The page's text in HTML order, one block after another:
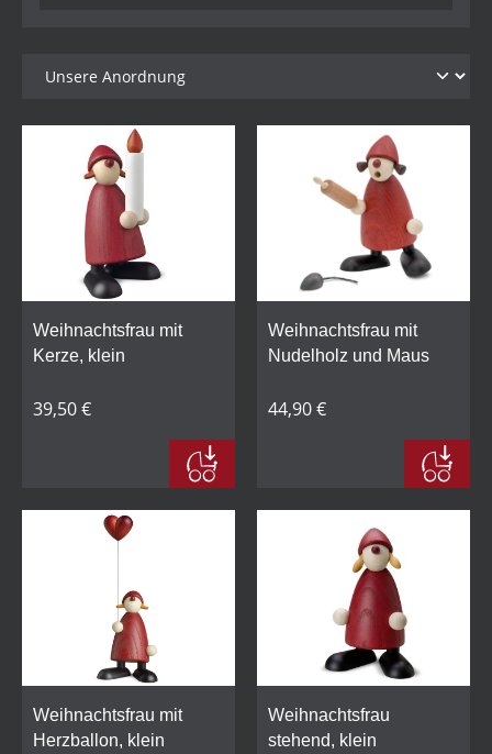
Weihnachtsfrau mit
Kerze, klein
39,50 €
Weihnachtsfrau mit
Nudelholz und Maus
44,90 €
Weihnachtsfrau mit
Herzballon, klein
Weihnachtsfrau
stehend, klein